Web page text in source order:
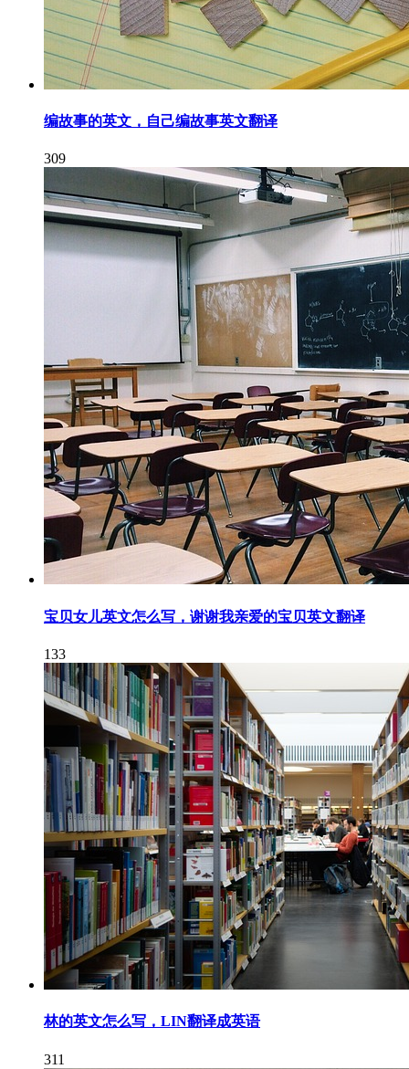
编故事的英文，自己编故事英文翻译
309
宝贝女儿英文怎么写，谢谢我亲爱的宝贝英文翻译
133
林的英文怎么写，LIN翻译成英语
311